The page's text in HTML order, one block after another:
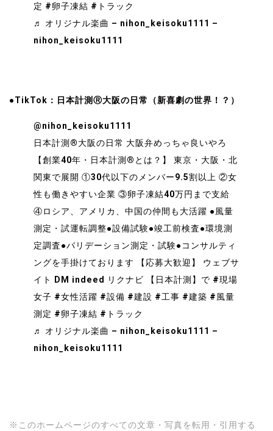
定 #卵子凍結 #トラック
♬ オリジナル楽曲 – nihon_keisoku1111 –
nihon_keisoku1111
●TikTok：日本計測Ⓡ大阪の日常（新喜劇の世界！？）
@nihon_keisoku1111
日本計測®︎大阪の日常 大阪弁めっちゃ良いやろ
【創業40年・日本計測®︎とは？】 東京・大阪・北
関東で展開 ①30代以下のメンバー9.5割以上 ②女
性も働きやすい企業 ③卵子凍結40万円まで支給
④ロシア
、アメリカ 、中国の仲間も大活躍 ●風量
測定・試運転調整●設備試験●竣工前検査●環境測
定調査●バリデーション測定・試験●コンサルティ
ングを手掛けております
【応募大歓迎】 ウェブサ
イト DM indeed リクナビ 【日本計測】で #現場
女子 #女性活躍 #設備 #建設 #工事 #建築 #風量
測定 #卵子凍結 #トラック
♬ オリジナル楽曲 – nihon_keisoku1111 –
nihon_keisoku1111
※このホームページのすべての文章・写真を転用・引用する